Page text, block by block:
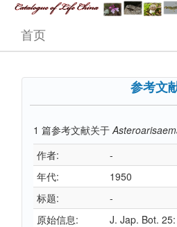
首页
参考文
1 篇参考文献关于
作者:
-
年代:
1950
标题:
-
原始信息:
J. Jap. Bot.